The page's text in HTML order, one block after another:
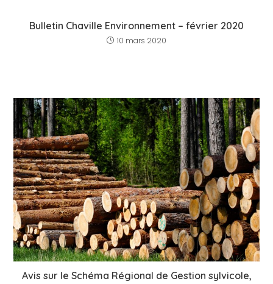
Bulletin Chaville Environnement – février 2020
10 mars 2020
Avis sur le Schéma Régional de Gestion sylvicole,